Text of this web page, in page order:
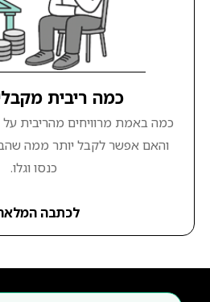
כמה ריבית
כמה באמת מרוויחים מהריבית
והאם אפשר לקבל יותר ממה
כנסו וגלו.
לכתבה